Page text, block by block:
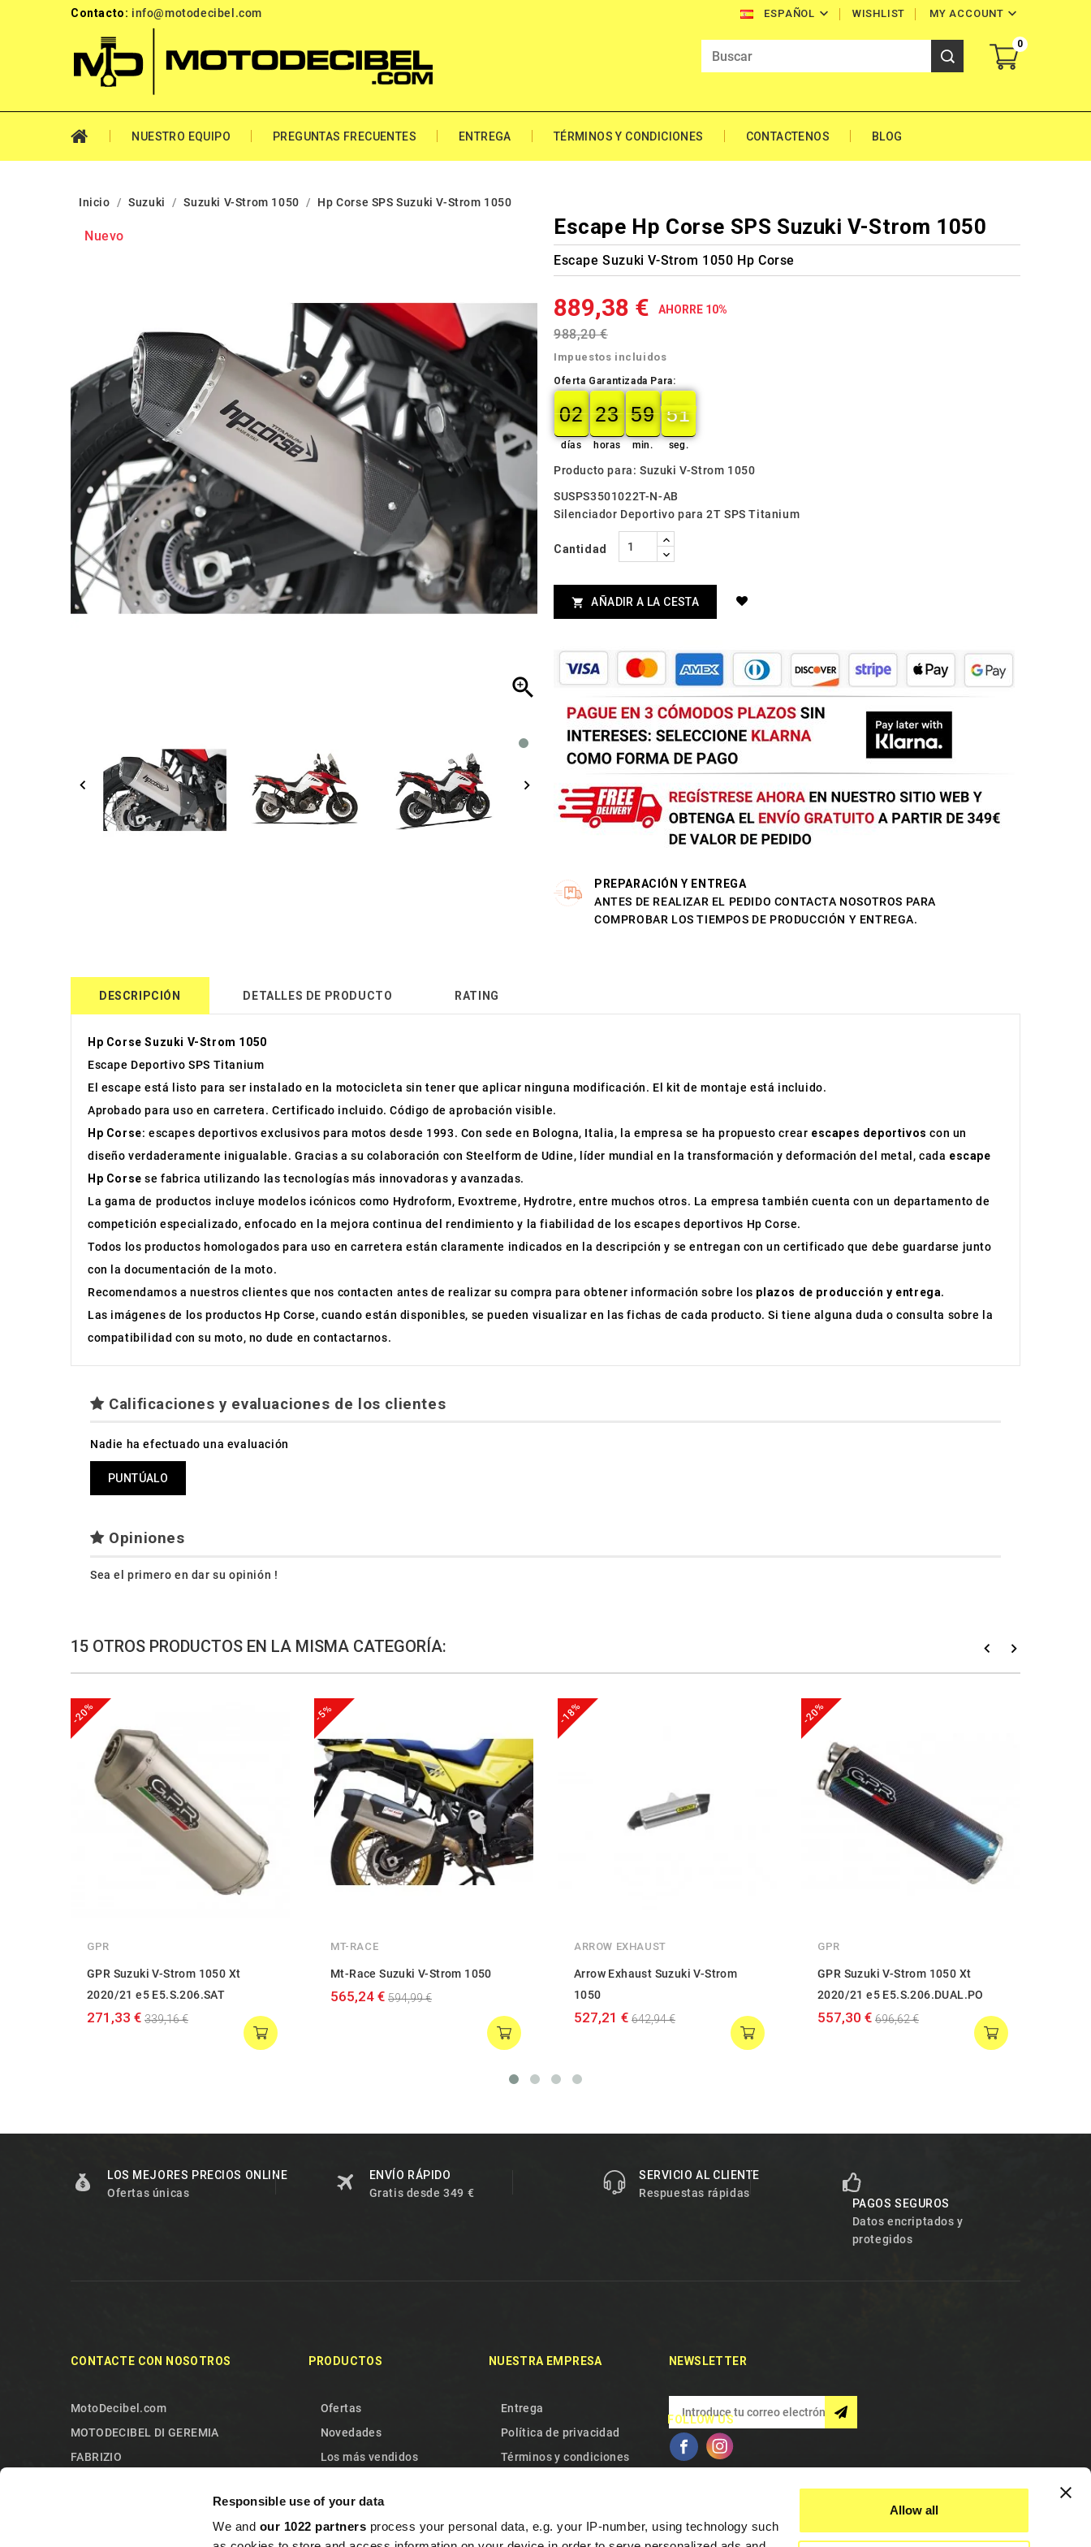
Responsible use of your data
We and our 1022 partners process your personal data, e.g. your IP-number, using technology such
Allow all
Contacto: info@motodecibel.com ESPAÑOL  MY ACCOUNT 
WISHLIST
0
NUESTRO EQUIPO PREGUNTAS FRECUENTES ENTREGA TÉRMINOS Y CONDICIONES CONTACTENOS BLOG
Inicio Suzuki Suzuki V-Strom 1050 Hp Corse SPS Suzuki V-Strom 1050
Nuevo

Escape Hp Corse SPS Suzuki V-Strom 1050
Escape Suzuki V-Strom 1050 Hp Corse
889,38 € AHORRE 10%
988,20 €
Impuestos incluidos
Oferta Garantizada Para:
02
02
00
días
23
23
00
horas
59
59
00
min.
49
49
50
seg.
Producto para: Suzuki V-Strom 1050
SUSPS3501022T-N-AB
Silenciador Deportivo para 2T SPS Titanium
Cantidad
 AÑADIR A LA CESTA
PREPARACIÓN Y ENTREGA
ANTES DE REALIZAR EL PEDIDO CONTACTA NOSOTROS PARA
COMPROBAR LOS TIEMPOS DE PRODUCCIÓN Y ENTREGA.
DESCRIPCIÓN DETALLES DE PRODUCTO RATING
Hp Corse Suzuki V-Strom 1050
Escape Deportivo SPS Titanium
El escape está listo para ser instalado en la motocicleta sin tener que aplicar ninguna modificación. El kit de montaje está incluido.
Aprobado para uso en carretera. Certificado incluido. Código de aprobación visible.
Hp Corse: escapes deportivos exclusivos para motos desde 1993. Con sede en Bologna, Italia, la empresa se ha propuesto crear escapes deportivos con un
diseño verdaderamente inigualable. Gracias a su colaboración con Steelform de Udine, líder mundial en la transformación y deformación del metal, cada escape
Hp Corse se fabrica utilizando las tecnologías más innovadoras y avanzadas.
La gama de productos incluye modelos icónicos como Hydroform, Evoxtreme, Hydrotre, entre muchos otros. La empresa también cuenta con un departamento de
competición especializado, enfocado en la mejora continua del rendimiento y la fiabilidad de los escapes deportivos Hp Corse.
Todos los productos homologados para uso en carretera están claramente indicados en la descripción y se entregan con un certificado que debe guardarse junto
con la documentación de la moto.
Recomendamos a nuestros clientes que nos contacten antes de realizar su compra para obtener información sobre los plazos de producción y entrega.
Las imágenes de los productos Hp Corse, cuando están disponibles, se pueden visualizar en las fichas de cada producto. Si tiene alguna duda o consulta sobre la
compatibilidad con su moto, no dude en contactarnos.
Calificaciones y evaluaciones de los clientes
Nadie ha efectuado una evaluación
PUNTÚALO
Opiniones
Sea el primero en dar su opinión !
15 OTROS PRODUCTOS EN LA MISMA CATEGORÍA:
-20%
GPR
GPR Suzuki V-Strom 1050 Xt
2020/21 e5 E5.S.206.SAT
271,33 € 339,16 €
-5%
MT-RACE
Mt-Race Suzuki V-Strom 1050
565,24 € 594,99 €
-18%
ARROW EXHAUST
Arrow Exhaust Suzuki V-Strom
1050
527,21 € 642,94 €
-20%
GPR
GPR Suzuki V-Strom 1050 Xt
2020/21 e5 E5.S.206.DUAL.PO
557,30 € 696,62 €
LOS MEJORES PRECIOS ONLINE
Ofertas únicas
ENVÍO RÁPIDO
Gratis desde 349 €
SERVICIO AL CLIENTE
Respuestas rápidas
PAGOS SEGUROS
Datos encriptados y
protegidos
CONTACTE CON NOSOTROS
MotoDecibel.com
MOTODECIBEL DI GEREMIA
FABRIZIO
PRODUCTOS
Ofertas
Novedades
Los más vendidos
Mapa del sitio
NUESTRA EMPRESA
Entrega
Política de privacidad
Términos y condiciones
Garantía y desistimiento
NEWSLETTER
FOLLOW US